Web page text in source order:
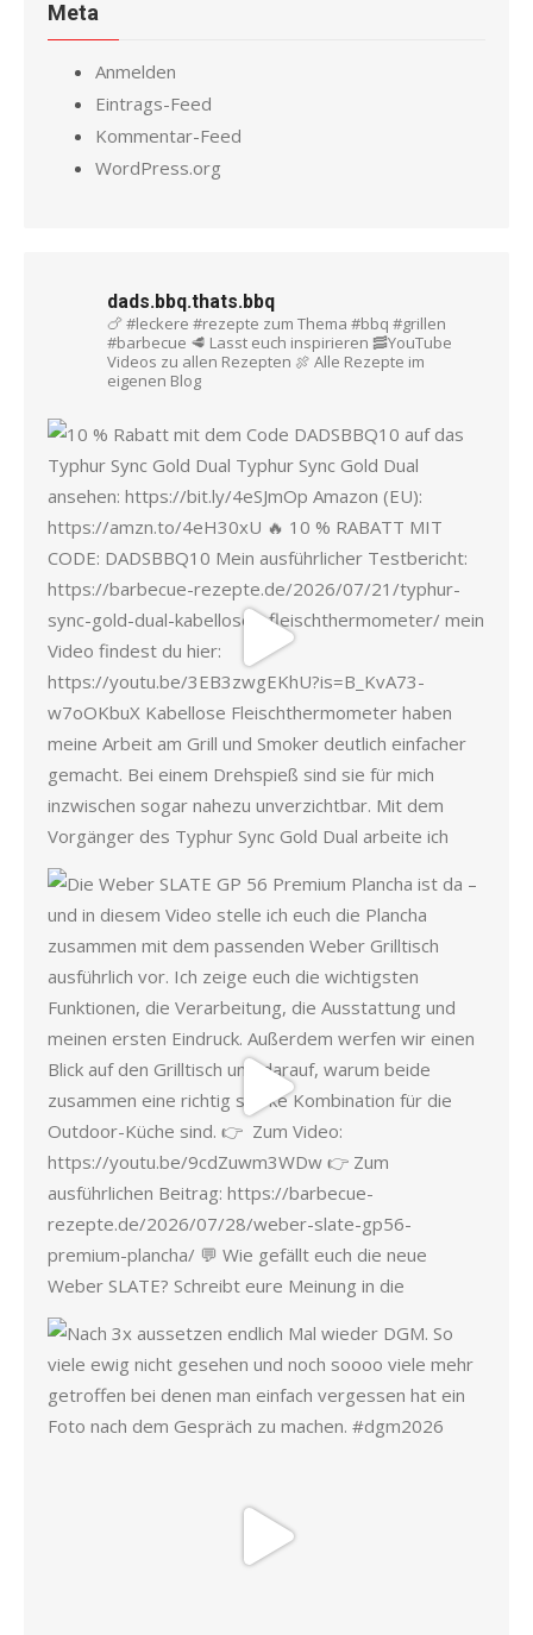
Meta
Anmelden
Eintrags-Feed
Kommentar-Feed
WordPress.org
dads.bbq.thats.bbq
🍗 #leckere #rezepte zum Thema #bbq #grillen
#barbecue 🥩 Lasst euch inspirieren 🥓YouTube
Videos zu allen Rezepten 🍖 Alle Rezepte im
eigenen Blog